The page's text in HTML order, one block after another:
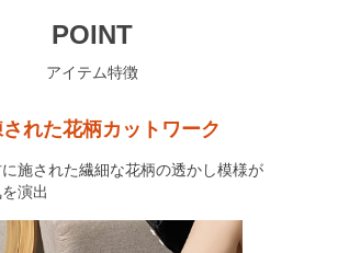
POINT
アイテム特徴
れた花柄カットワーク
施された繊細な花柄の透かし模様が
演出